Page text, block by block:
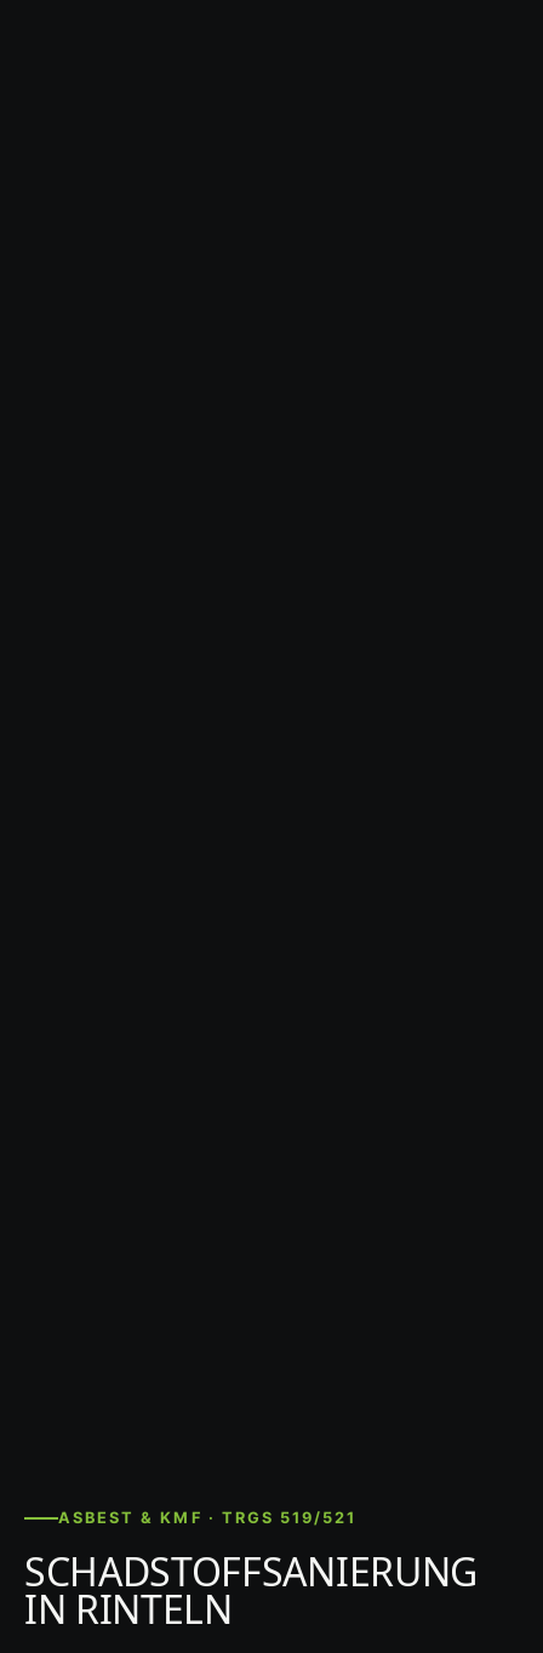
ASBEST & KMF · TRGS 519/521
SCHADSTOFFSANIERUNG
IN RINTELN